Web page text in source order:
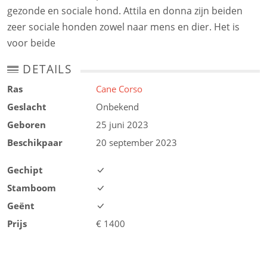
gezonde en sociale hond. Attila en donna zijn beiden
zeer sociale honden zowel naar mens en dier. Het is
voor beide
DETAILS
Ras
Cane Corso
Geslacht
Onbekend
Geboren
25 juni 2023
Beschikpaar
20 september 2023
Gechipt
Stamboom
Geënt
Prijs
€ 1400